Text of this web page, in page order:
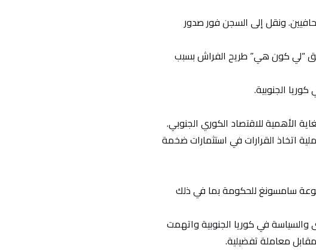
ونقل إلى السجن فور صدور
“لي كون هي” طريح الفراش بسبب
الجنوبية.
الأهمية للاقتصاد الكوري الجنوبي.
اتخاذ القرارات في استثمارات ضخمة
سامسونغ للحكومة بما في ذلك
في كوريا الجنوبية واتهمت
معاملة تفضيلية.